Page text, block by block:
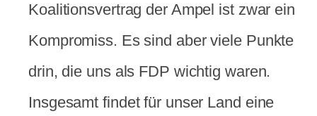
Koalitionsvertrag der Ampel ist zwar ein
Kompromiss. Es sind aber viele Punkte
drin, die uns als FDP wichtig waren.
Insgesamt findet für unser Land eine